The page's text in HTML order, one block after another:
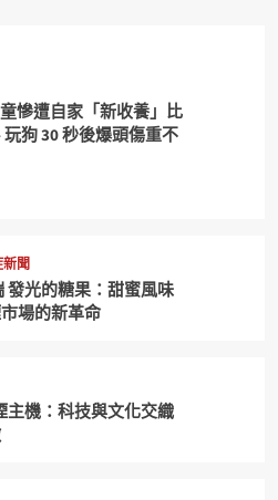
慘遭自家「新收養」比
狗 30 秒後爆頭傷重不
聞
發光的糖果：甜蜜風味
場的新革命
主機：科技與文化交織